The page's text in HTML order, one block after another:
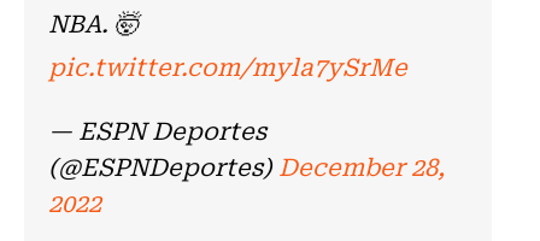
NBA. 🤯
pic.twitter.com/myla7ySrMe
— ESPN Deportes
(@ESPNDeportes)December 28,
2022